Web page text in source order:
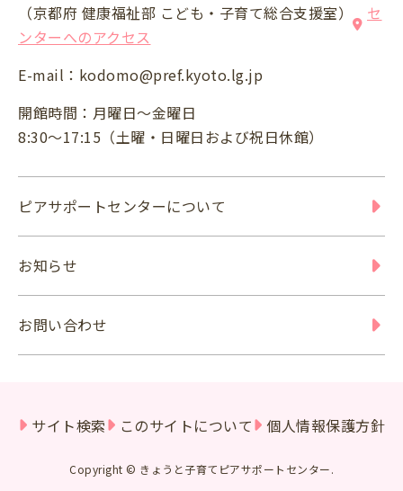
（京都府 健康福祉部 こども・子育て総合支援室）
セ
ンターへのアクセス
E-mail： kodomo@pref.kyoto.lg.jp
開館時間：月曜日～金曜日
8:30～17:15（土曜・日曜日および祝日休館）
ピアサポートセンターについて
お知らせ
お問い合わせ
Copyright © きょうと子育てピアサポートセンター.
サイト検索 このサイトについて 個人情報保護方針